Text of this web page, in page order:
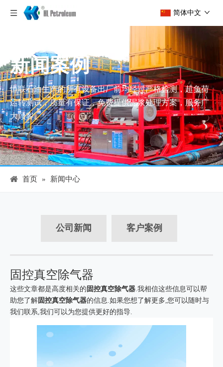
简体中文
新闻案例
恒联石油生产的所有设备出厂前均经过严格检测，超负荷
运转测试，质量有保证，免费提供泥浆处理方案，服务广
大顾客。
首页 » 新闻中心
公司新闻 客户案例
固控真空除气器
这些文章都是高度相关的 固控真空除气器.我相信这些信息可以帮
助您了解固控真空除气器的信息.如果您想了解更多,您可以随时与
我们联系,我们可以为您提供更好的指导.